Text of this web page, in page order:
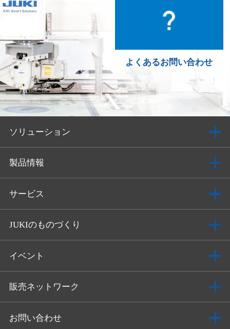
よくあるお問い合わせ
ソリューション
製品情報
サービス
JUKIのものづくり
イベント
販売ネットワーク
お問い合わせ